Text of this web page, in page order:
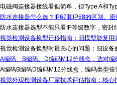
电磁阀连接器接线看似简单，但Type A和
防水连接器怎么选？IP67和IP68的区别、
防水连接器选型不能只看IP等级数字，密
视觉检测设备换型迁移指南：旧模型能复
视觉检测设备换型时最关心的问题：旧设
A编码、B编码、D编码M12分线盒，选对编
A编码B编码D编码M12分线盒，编码类型
视觉外观检测设备厂家技术评估指南：核心